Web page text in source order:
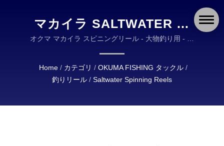
マカイラ SALTWATER ス
ピニングリール | OKUMA
FISHING: 世界中の釣り人の
ための耐久性と信頼性のあ
オクマ マカイラ スピニングリール - 大物釣り用 - 最
FISHING タックルは、高品質の釣りタックルの設計
Home / カテゴリ / OKUMA FISHING タックル /
釣りリール / Saltwater Spinning Reels